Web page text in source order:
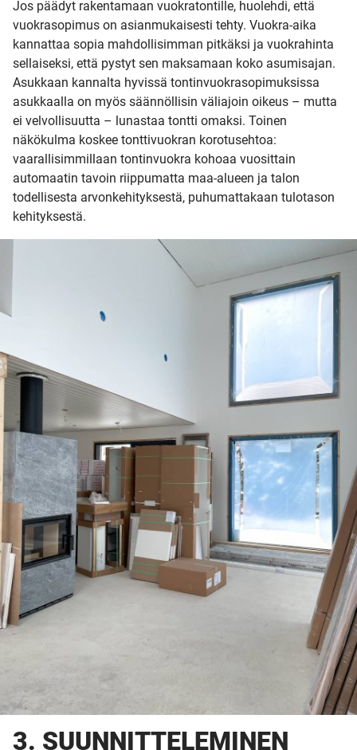
Jos päädyt rakentamaan vuokratontille, huolehdi, että
vuokrasopimus on asianmukaisesti tehty. Vuokra-aika
kannattaa sopia mahdollisimman pitkäksi ja vuokrahinta
sellaiseksi, että pystyt sen maksamaan koko asumisajan.
Asukkaan kannalta hyvissä tontinvuokrasopimuksissa
asukkaalla on myös säännöllisin väliajoin oikeus – mutta
ei velvollisuutta – lunastaa tontti omaksi. Toinen
näkökulma koskee tonttivuokran korotusehtoa:
vaarallisimmillaan tontinvuokra kohoaa vuosittain
automaatin tavoin riippumatta maa-alueen ja talon
todellisesta arvonkehityksestä, puhumattakaan tulotason
kehityksestä.
3. SUUNNITTELEMINEN